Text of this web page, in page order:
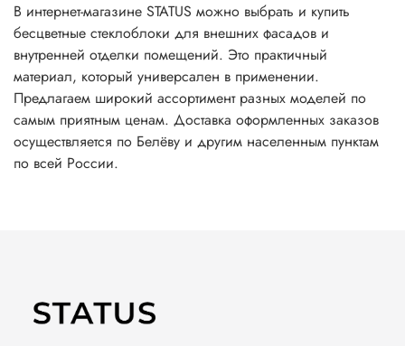
В интернет-магазине STATUS можно выбрать и купить
бесцветные стеклоблоки для внешних фасадов и
внутренней отделки помещений. Это практичный
материал, который универсален в применении.
Предлагаем широкий ассортимент разных моделей по
самым приятным ценам. Доставка оформленных заказов
осуществляется по Белёву и другим населенным пунктам
по всей России.